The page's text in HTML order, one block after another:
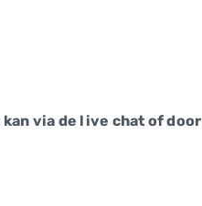
via de live chat of door